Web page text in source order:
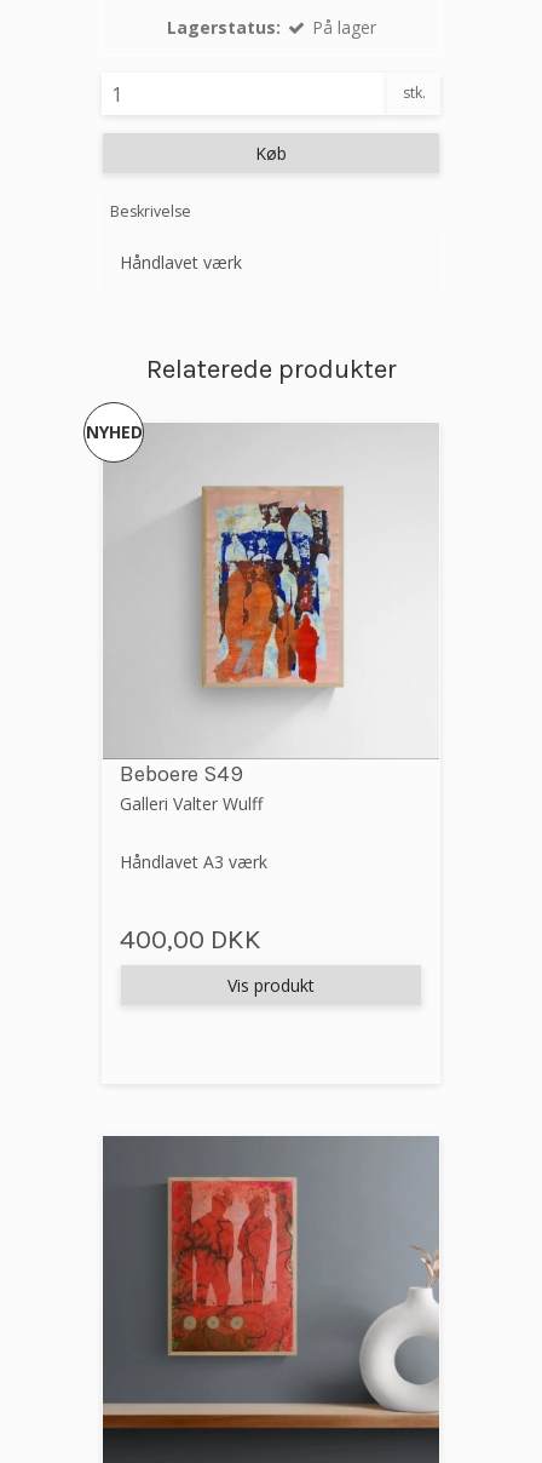
Lagerstatus: På lager
stk.
Køb
Beskrivelse
Håndlavet værk
Relaterede produkter
NYHED
Beboere S49
Galleri Valter Wulff
Håndlavet A3 værk
400,00 DKK
Vis produkt